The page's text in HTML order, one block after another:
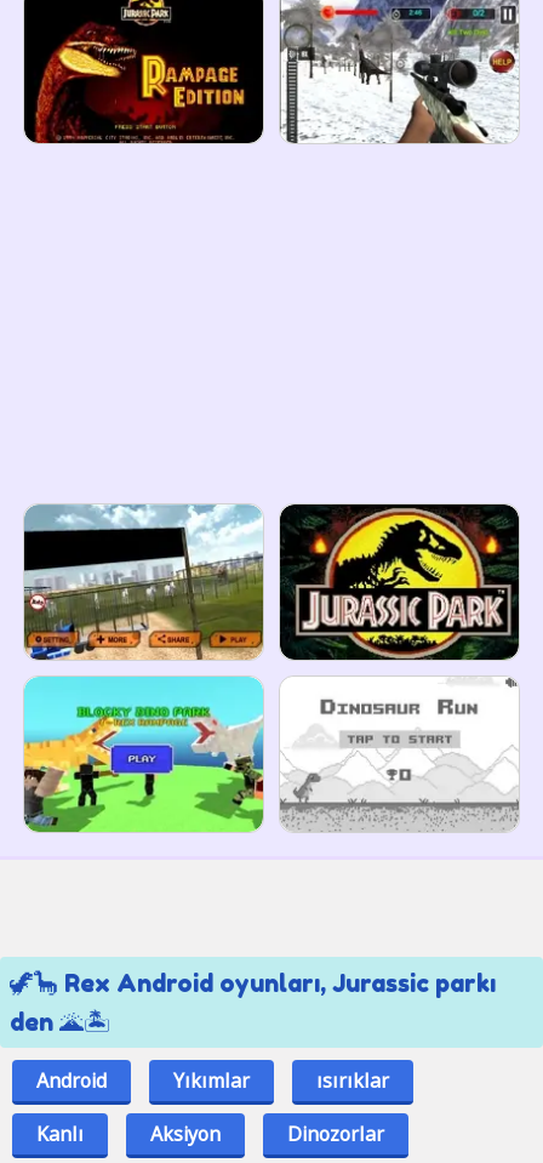
🦖🦕 Rex Android oyunları, Jurassic parkı
den 🌋🏝️
Android Yıkımlar
ısırıklar
Kanlı
Aksiyon
Dinozorlar